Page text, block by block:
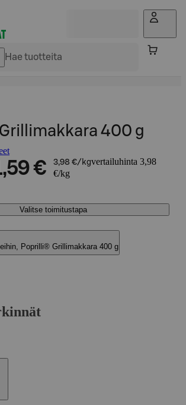
400 g
€ 3,98 €/kgvertailuhinta 3,98
€/kg
Valitse toimitustapa
Poprilli® Grillimakkara 400 g